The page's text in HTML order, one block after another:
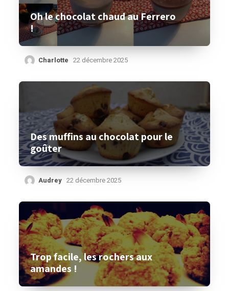
Oh le chocolat chaud au Ferrero
!
Charlotte 22 décembre 2025
Des muffins au chocolat pour le
goûter
Audrey 22 décembre 2025
Trop facile, les rochers aux
amandes !